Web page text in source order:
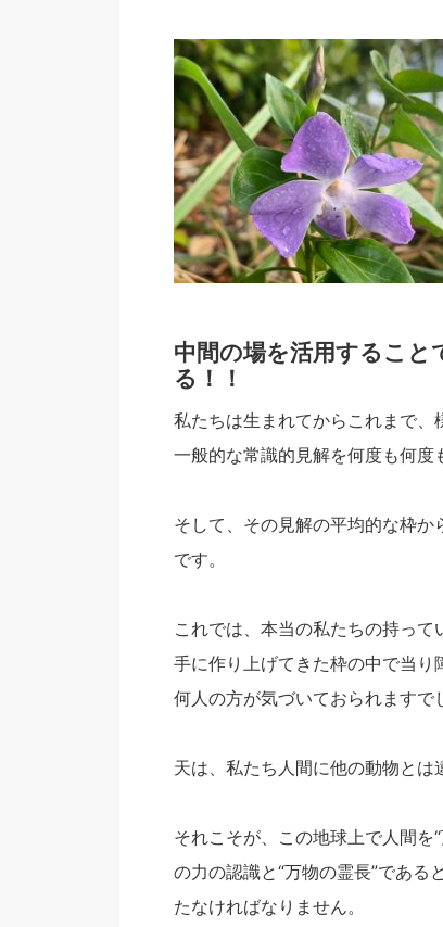
中間の場を活用すること
る！！
私たちは生まれてからこれまで
一般的な常識的見解を何度も何度
そして、その見解の平均的な枠
です。
これでは、本当の私たちの持っ
手に作り上げてきた枠の中で当
何人の方が気づいておられますで
天は、私たち人間に他の動物とは
それこそが、この地球上で人間を
の力の認識と“万物の霊長”であ
たなければなりません。